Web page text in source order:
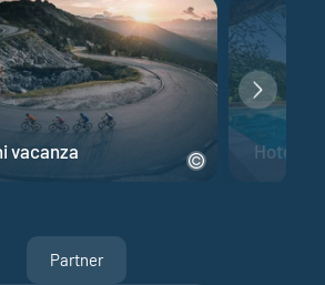
vacanza Hotel
Partner